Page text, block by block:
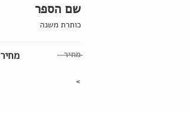
שם הספר
כותרת משנה
מחיר מחיר
>